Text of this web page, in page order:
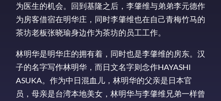
为医生的机会。回到基隆之后，李肇维与弟弟李元德作
为房客借宿在明华庄，同时李肇维也在自己青梅竹马的
茶坊老板张晓瑜身边作为茶坊的员工工作。
林明华是明华庄的拥有着，同时也是李肇维的房东。汉
子的名字写作林明华，而日文名字则念作HAYASHI
ASUKA。作为中日混血儿，林明华的父亲是日本官
员，母亲是台湾本地美女，林明华与李肇维兄弟一样曾